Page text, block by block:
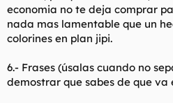
economia no te deja comprar
nada mas lamentable que un
colorines en plan jipi.
6.- Frases (úsalas cuando no
demostrar que sabes de que va